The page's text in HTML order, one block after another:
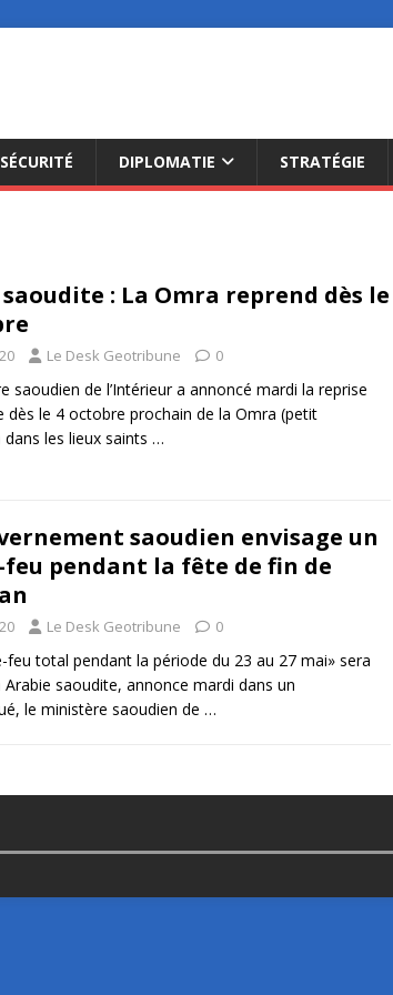
SÉCURITÉ DIPLOMATIE STRATÉGIE
: La Omra reprend dès le
Le Desk Geotribune 0
saoudien de l’Intérieur a annoncé mardi la reprise
dès le 4 octobre prochain de la Omra (petit
les lieux saints …
saoudien envisage un
feu pendant la fête de fin de
Le Desk Geotribune 0
feu total pendant la période du 23 au 27 mai» sera
Arabie saoudite, annonce mardi dans un
le ministère saoudien de …